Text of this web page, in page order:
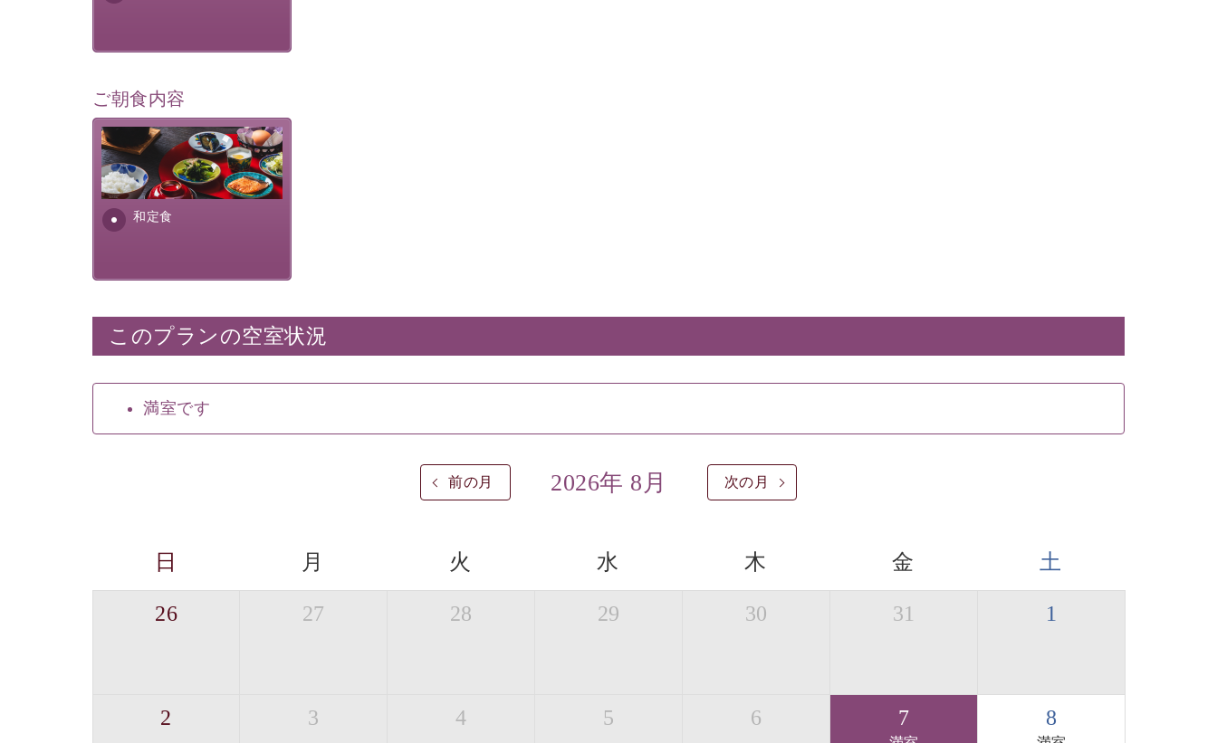
ご朝食内容
和定食
さっぱりとした和食膳に使わ
れる食材は、諏訪の名産品を
ふんだんに取り入れ、安心・
安全を心掛けた長野県産...
このプランの空室状況
満室です
前の月 2026年 8月 次の月
日 月 火 水 木 金 土
26 27 28 29 30 31 1
2 3 4 5 6 7 8